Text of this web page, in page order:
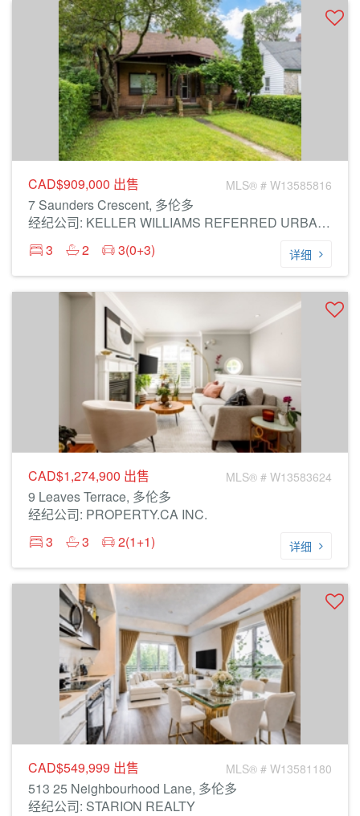
CAD$909,000 出售 MLS® # W13585816
7 Saunders Crescent, 多伦多
经纪公司: KELLER WILLIAMS REFERRED URBAN REALTY
3
2 3(0+3) 详细
CAD$1,274,900 出售 MLS® # W13583624
9 Leaves Terrace, 多伦多
经纪公司: PROPERTY.CA INC.
3
3 2(1+1) 详细
CAD$549,999 出售 MLS® # W13581180
513 25 Neighbourhood Lane, 多伦多
经纪公司: STARION REALTY